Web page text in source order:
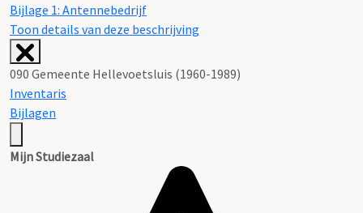
Bijlage 1: Antennebedrijf
Toon details van deze beschrijving
090 Gemeente Hellevoetsluis (1960-1989)
Inventaris
Bijlagen
Mijn Studiezaal